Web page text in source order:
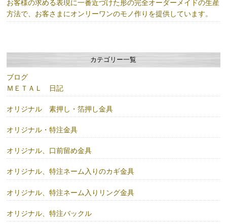
お客様の求める表現に一番近づけた形の完全オーダーメイドの生産
方法で、お客さまにオンリーワンのモノ作りを提供しています。
カテゴリー一覧
ブログ
ＭＥＴＡＬ 日記
オリジナル 素押し・箔押し金具
オリジナル・特注金具
オリジナル、口前留め金具
オリジナル、特注ネーム入りのカギ金具
オリジナル、特注ネーム入りリング金具
オリジナル、特注バックル